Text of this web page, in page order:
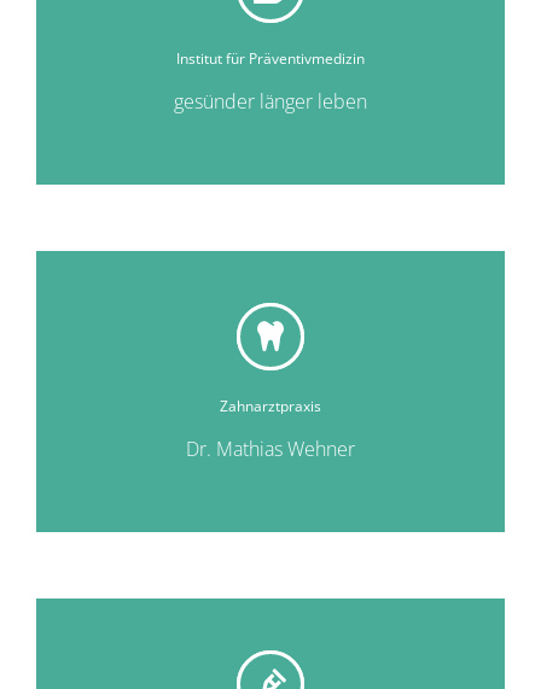
Institut für Präventivmedizin
gesünder länger leben
Zahnarztpraxis
Dr. Mathias Wehner